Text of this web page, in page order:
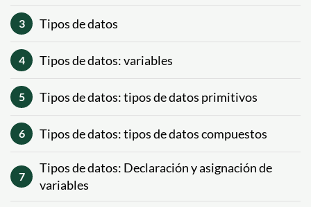
3 Tipos de datos
4 Tipos de datos: variables
5 Tipos de datos: tipos de datos primitivos
6 Tipos de datos: tipos de datos compuestos
7
Tipos de datos: Declaración y asignación de
variables